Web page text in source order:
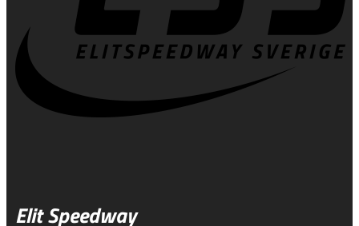
Elit Speedway